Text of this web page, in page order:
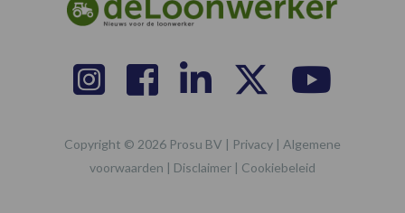
Copyright © 2026 Prosu BV | Privacy | Algemene
voorwaarden | Disclaimer | Cookiebeleid